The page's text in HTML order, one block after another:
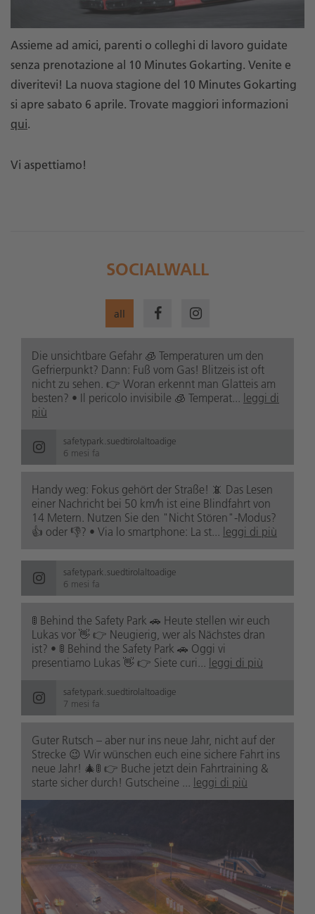
Assieme ad amici, parenti o colleghi di lavoro guidate
senza prenotazione al 10 Minutes Gokarting. Venite e
diveritevi! La nuova stagione del 10 Minutes Gokarting
si apre sabato 6 aprile. Trovate maggiori informazioni
qui.
Vi aspettiamo!
SOCIALWALL
all
Die unsichtbare Gefahr 🧊 Temperaturen um den
Gefrierpunkt? Dann: Fuß vom Gas! Blitzeis ist oft
nicht zu sehen. 👉 Woran erkennt man Glatteis am
besten? • Il pericolo invisibile 🧊 Temperat... leggi di
più
safetypark.suedtirolaltoadige
6 mesi fa
Handy weg: Fokus gehört der Straße! 📵 Das Lesen
einer Nachricht bei 50 km/h ist eine Blindfahrt von
14 Metern. Nutzen Sie den "Nicht Stören"-Modus?
👍 oder 👎? • Via lo smartphone: La st... leggi di più
safetypark.suedtirolaltoadige
6 mesi fa
🚦 Behind the Safety Park 🚗 Heute stellen wir euch
Lukas vor 👋 👉 Neugierig, wer als Nächstes dran
ist? • 🚦 Behind the Safety Park 🚗 Oggi vi
presentiamo Lukas 👋 👉 Siete curi... leggi di più
safetypark.suedtirolaltoadige
7 mesi fa
Guter Rutsch – aber nur ins neue Jahr, nicht auf der
Strecke 😉 Wir wünschen euch eine sichere Fahrt ins
neue Jahr! 🎄🚦 👉 Buche jetzt dein Fahrtraining &
starte sicher durch! Gutscheine ... leggi di più